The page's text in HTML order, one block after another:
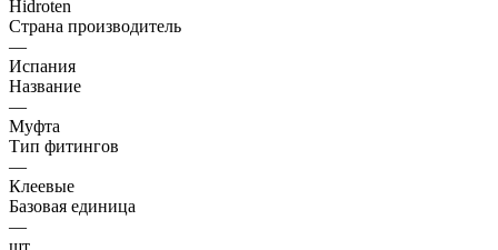
Hidroten
Страна производитель
—
Испания
Название
—
Муфта
Тип фитингов
—
Клеевые
Базовая единица
—
шт